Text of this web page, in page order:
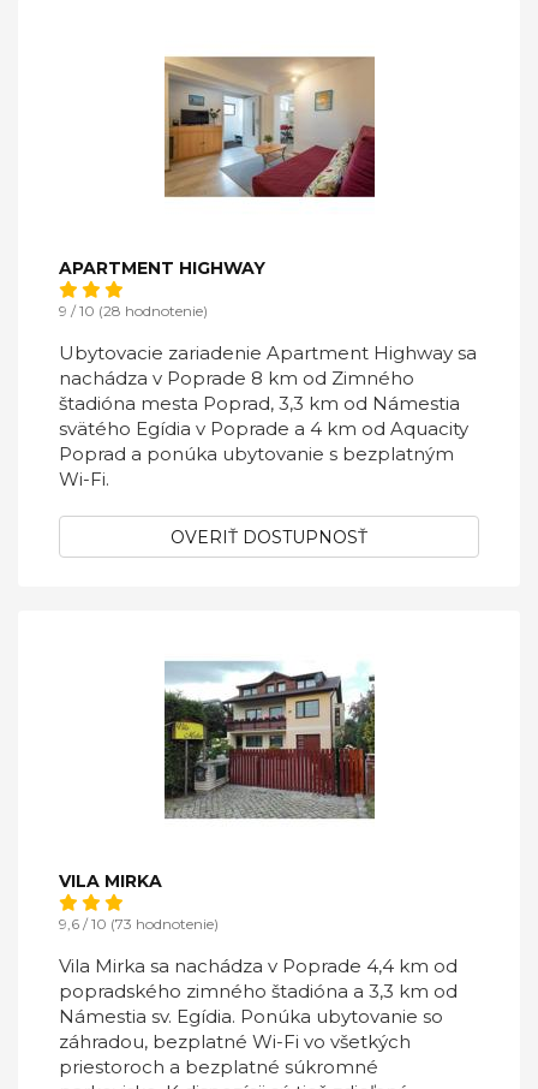
APARTMENT HIGHWAY
9 / 10 (28 hodnotenie)
Ubytovacie zariadenie Apartment Highway sa
nachádza v Poprade 8 km od Zimného
štadióna mesta Poprad, 3,3 km od Námestia
svätého Egídia v Poprade a 4 km od Aquacity
Poprad a ponúka ubytovanie s bezplatným
Wi-Fi.
OVERIŤ DOSTUPNOSŤ
VILA MIRKA
9,6 / 10 (73 hodnotenie)
Vila Mirka sa nachádza v Poprade 4,4 km od
popradského zimného štadióna a 3,3 km od
Námestia sv. Egídia. Ponúka ubytovanie so
záhradou, bezplatné Wi-Fi vo všetkých
priestoroch a bezplatné súkromné